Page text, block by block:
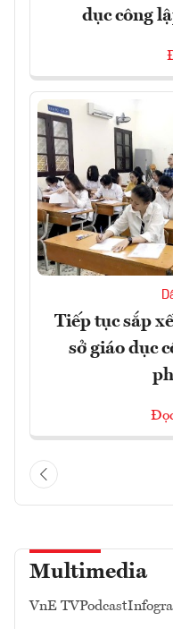
dục công
Tiếp tục sắp
sở giáo dục
Multimedia
VnE TVPodcast